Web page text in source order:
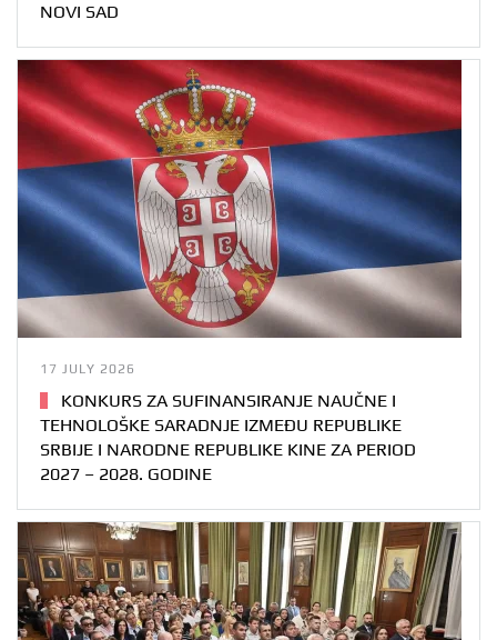
NOVI SAD
17 JULY 2026
KONKURS ZA SUFINANSIRANJE NAUČNE I
TEHNOLOŠKE SARADNJE IZMEĐU REPUBLIKE
SRBIJE I NARODNE REPUBLIKE KINE ZA PERIOD
2027 – 2028. GODINE